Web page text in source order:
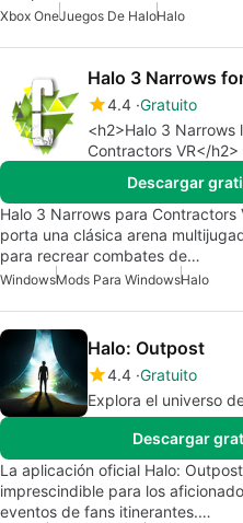
Xbox OneJuegos De HaloHalo
Halo 3 Narrows
4.4 Gratuito
<h2>Halo 3 Narrows
Contractors VR</h2>
Descargar
Halo 3 Narrows para Contractors
porta una clásica arena
para recrear combates de…
WindowsMods Para WindowsHalo
Halo: Outpost
4.4 Gratuito
Explora el universo
Descargar
La aplicación oficial Halo:
imprescindible para los
eventos de fans itinerantes.…